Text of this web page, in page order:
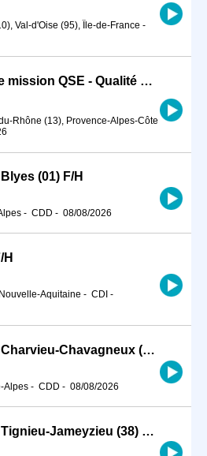
Val-d'Oise (95), Île-de-France -
Chargé / Chargée de mission QSE - Qualité Sécurité Environnement (H/F)
Rhône (13), Provence-Alpes-Côte
(01) F/H
- CDD - 08/08/2026
Aquitaine - CDI -
Agent de propreté - Charvieu-Chavagneux (38) F/H
Alpes - CDD - 08/08/2026
Agent de propreté - Tignieu-Jameyzieu (38) F/H